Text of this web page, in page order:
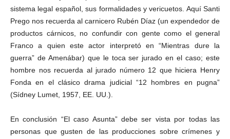
sistema legal español, sus formalidades y vericuetos. Aquí Santi
Prego nos recuerda al carnicero Rubén Díaz (un expendedor de
productos cárnicos, no confundir con gente como el general
Franco a quien este actor interpretó en “Mientras dure la
guerra” de Amenábar) que le toca ser jurado en el caso; este
hombre nos recuerda al jurado número 12 que hiciera Henry
Fonda en el clásico drama judicial “12 hombres en pugna”
(Sídney Lumet, 1957, EE. UU.).
En conclusión “El caso Asunta” debe ser vista por todas las
personas que gusten de las producciones sobre crímenes y